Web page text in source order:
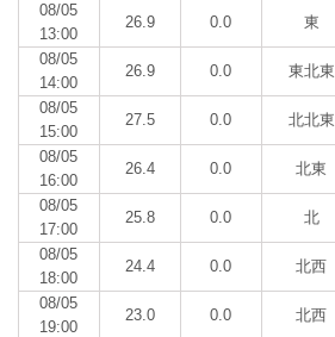
08/05
13:00
26.9 0.0 東
08/05
14:00
26.9 0.0 東北東
08/05
15:00
27.5 0.0 北北東
08/05
16:00
26.4 0.0 北東
08/05
17:00
25.8 0.0 北
08/05
18:00
24.4 0.0 北西
08/05
19:00
23.0 0.0 北西